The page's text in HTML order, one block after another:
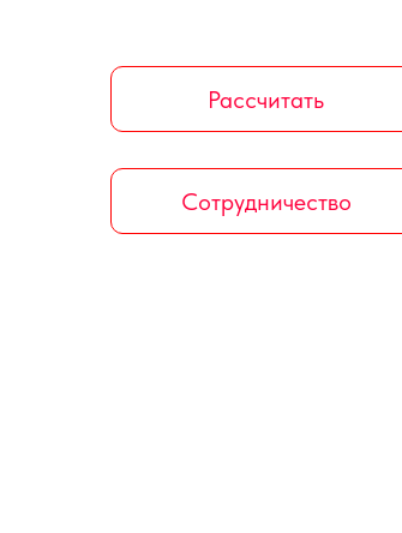
Рассчитать
Сотрудничество